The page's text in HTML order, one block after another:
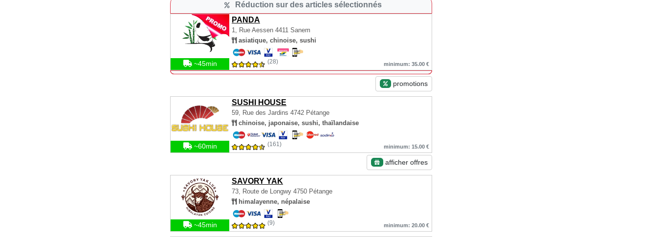
Réduction sur des articles sélectionnés
PANDA
1, Rue Aessen 4411 Sanem
asiatique, chinoise, sushi
~45min (28) minimum: 35.00 €
promotions
SUSHI HOUSE
59, Rue des Jardins 4742 Pétange
chinoise, japonaise, sushi, thaïlandaise
~60min (161) minimum: 15.00 €
afficher offres
SAVORY YAK
73, Route de Longwy 4750 Pétange
himalayenne, népalaise
~45min (9) minimum: 20.00 €